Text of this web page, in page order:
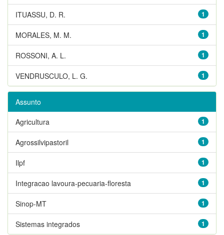
1
ITUASSU, D. R.
1
MORALES, M. M.
1
ROSSONI, A. L.
1
VENDRUSCULO, L. G.
Assunto
1
Agricultura
1
Agrossilvipastoril
1
Ilpf
1
Integracao lavoura-pecuaria-floresta
1
Sinop-MT
1
Sistemas integrados